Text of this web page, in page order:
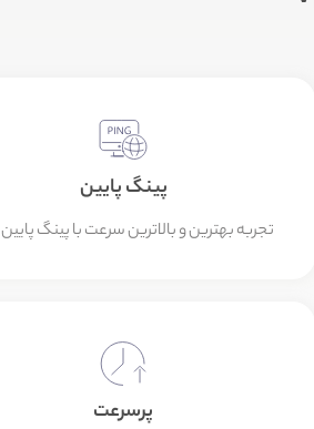
پینگ پایین
تجربه بهترین و بالاترین سرعت با پینگ پایین
پرسرعت